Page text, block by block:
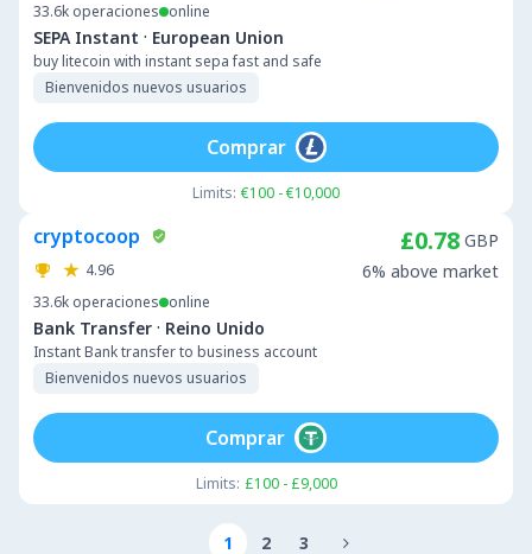
33.6k operaciones online
SEPA Instant · European Union
buy litecoin with instant sepa fast and safe
Bienvenidos nuevos usuarios
Limits: €100 - €10,000
Comprar
cryptocoop
4.96
33.6k operaciones online
Bank Transfer · Reino Unido
Instant Bank transfer to business account
Bienvenidos nuevos usuarios
£0.78 GBP
6% above market
Limits: £100 - £9,000
Comprar
1 2 3 